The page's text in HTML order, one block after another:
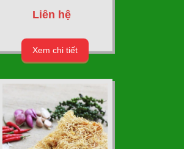
Liên hệ
Xem chi tiết